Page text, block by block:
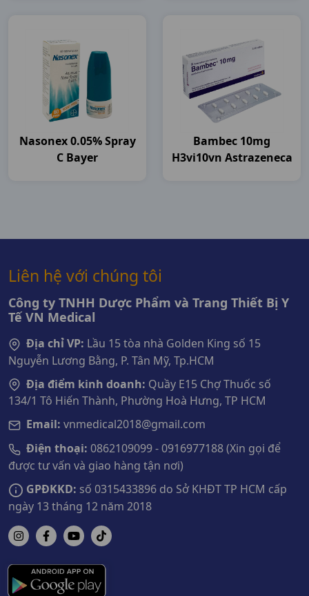
Nasonex 0.05% Spray
C Bayer
Bambec 10mg
H3vi10vn Astrazeneca
Liên hệ với chúng tôi
Công ty TNHH Dược Phẩm và Trang Thiết Bị Y
Tế VN Medical
Địa chỉ VP: Lầu 15 tòa nhà Golden King số 15
Nguyễn Lương Bằng, P. Tân Mỹ, Tp.HCM
Địa điểm kinh doanh: Quầy E15 Chợ Thuốc số
134/1 Tô Hiến Thành, Phường Hoà Hưng, TP HCM
Email: vnmedical2018@gmail.com
Điện thoại: 0862109099 - 0916977188 (Xin gọi để
được tư vấn và giao hàng tận nơi)
GPĐKKD: số 0315433896 do Sở KHĐT TP HCM cấp
ngày 13 tháng 12 năm 2018